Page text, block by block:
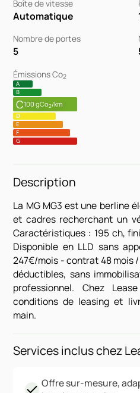
Boîte de vitesse
Automatique
Nombre de portes
5
Émissions Co2
A
B
C100 gCo2/km
D
E
F
G
Description
La MG MG3 est une berline
et cadres recherchant un
Caractéristiques : 195 ch,
Disponible en LLD sans
247€/mois - contrat 48 mois
déductibles, sans
professionnel. Chez
conditions de leasing et
main.
Services inclus chez
Offre sur-mesure,